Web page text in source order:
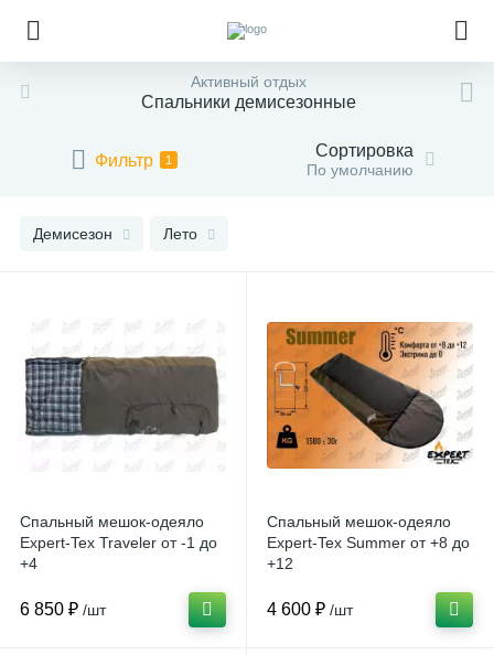
Активный отдых
Спальники демисезонные
Фильтр 1 Сортировка
По умолчанию
Демисезон Лето
Спальный мешок-одеяло
Expert-Tex Traveler от -1 до
+4
6 850 ₽ /шт
Спальный мешок-одеяло
Expert-Tex Summer от +8 до
+12
4 600 ₽ /шт